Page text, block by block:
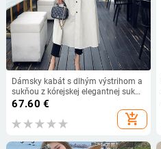
Dámsky kabát s dlhým výstrihom a
sukňou z kórejskej elegantnej sukne
2022, jesenná móda, jednoradový
vetrovka, ležérny stojatý golier
67.60 €
add_shopping_cart